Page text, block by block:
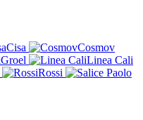
Cisa
Cosmov
Groel
Linea Cali
Rossi